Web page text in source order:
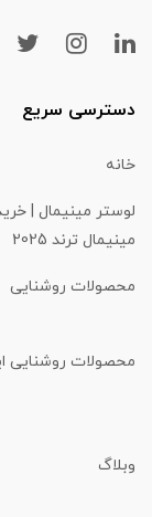
دسترسی سریع
خانه
لوستر مینیمال |
مینیمال ترند 2025
محصولات روشنایی
محصولات روشنایی
وبلاگ